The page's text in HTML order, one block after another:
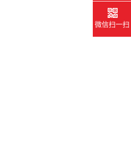
微信扫一扫